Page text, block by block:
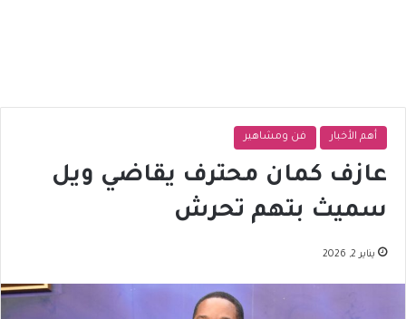
أهم الأخبار فن ومشاهير
عازف كمان محترف يقاضي ويل
سميث بتهم تحرش
يناير 2, 2026